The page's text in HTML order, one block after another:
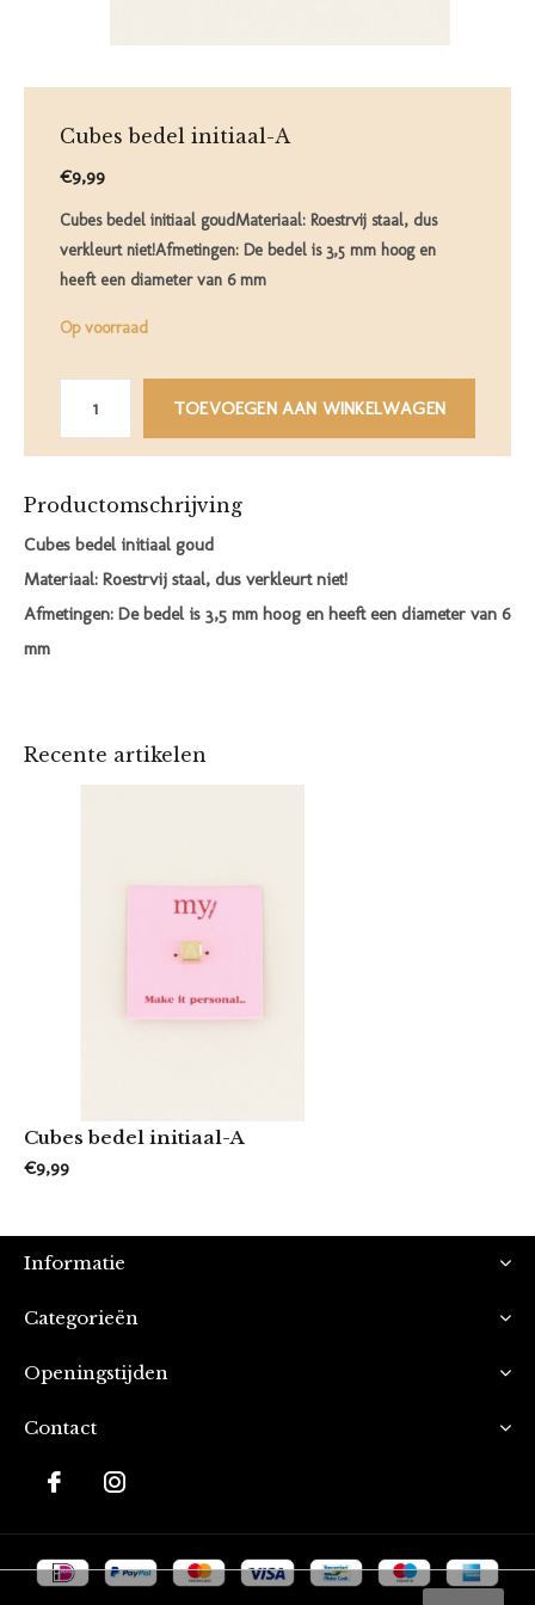
Cubes bedel initiaal-A
€9,99
Cubes bedel initiaal goudMateriaal: Roestrvij staal, dus
verkleurt niet!Afmetingen: De bedel is 3,5 mm hoog en
heeft een diameter van 6 mm
Op voorraad
TOEVOEGEN AAN WINKELWAGEN
Productomschrijving
Cubes bedel initiaal goud
Materiaal: Roestrvij staal, dus verkleurt niet!
Afmetingen: De bedel is 3,5 mm hoog en heeft een diameter van 6
mm
Recente artikelen
Cubes bedel initiaal-A
€9,99
Informatie
Categorieën
Openingstijden
Contact